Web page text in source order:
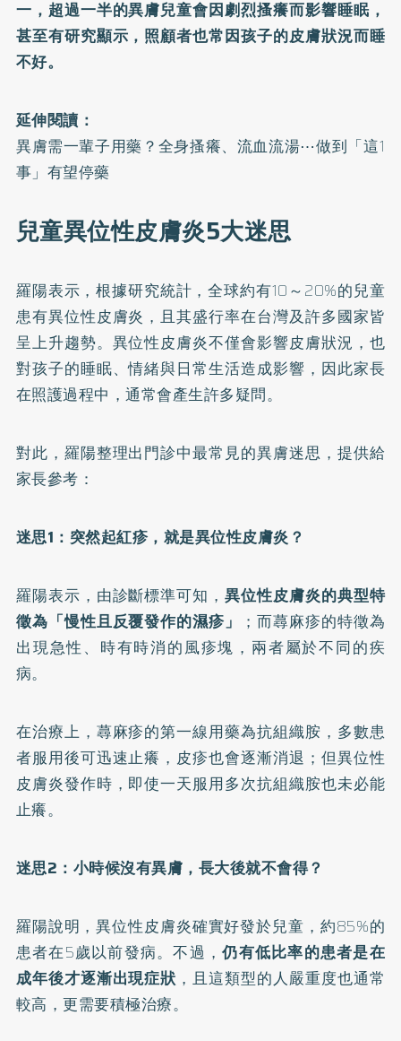
一，超過一半的異膚兒童會因劇烈搔癢而影響睡眠，
甚至有研究顯示，照顧者也常因孩子的皮膚狀況而睡
不好。
延伸閱讀：
異膚需一輩子用藥？全身搔癢、流血流湯⋯做到「這1
事」有望停藥
兒童異位性皮膚炎5大迷思
羅陽表示，根據研究統計 ，全球約有10～20%的兒童
患有異位性皮膚炎，且其盛行率在台灣及許多國家皆
呈上升趨勢。異位性皮膚炎不僅會影響皮膚狀況，也
對孩子的睡眠、情緒與日常生活造成影響，因此家長
在照護過程中，通常會產生許多疑問。
對此，羅陽整理出門診中最常見的異膚迷思，提供給
家長參考：
迷思1：突然起紅疹，就是異位性皮膚炎？
羅陽表示，由診斷標準可知，異位性皮膚炎的典型特
徵為「慢性且反覆發作的濕疹」
；而蕁麻疹的特徵為
出現急性、時有時消的風疹塊，兩者屬於不同的疾
病。
在治療上，蕁麻疹的第一線用藥為抗組織胺，多數患
者服用後可迅速止癢，皮疹也會逐漸消退；但異位性
皮膚炎發作時，即使一天服用多次抗組織胺也未必能
止癢。
迷思2：小時候沒有異膚，長大後就不會得？
羅陽說明，異位性皮膚炎確實好發於兒童，約85%的
患者在5歲以前發病。不過，仍有低比率的患者是在
成年後才逐漸出現症狀 ，且這類型的人嚴重度也通常
較高，更需要積極治療。